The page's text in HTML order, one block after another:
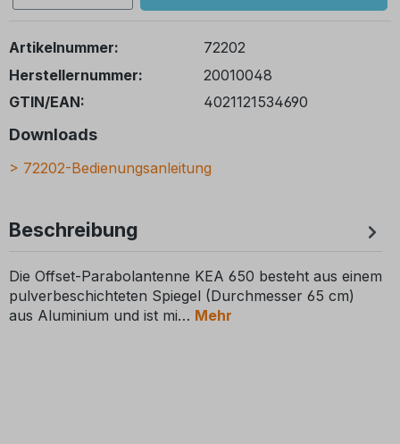
Artikelnummer:
72202
Herstellernummer:
20010048
GTIN/EAN:
4021121534690
Downloads
> 72202-Bedienungsanleitung
Beschreibung
Die Offset-Parabolantenne KEA 650 besteht aus einem
pulverbeschichteten Spiegel (Durchmesser 65 cm)
aus Aluminium und ist mi Mehr